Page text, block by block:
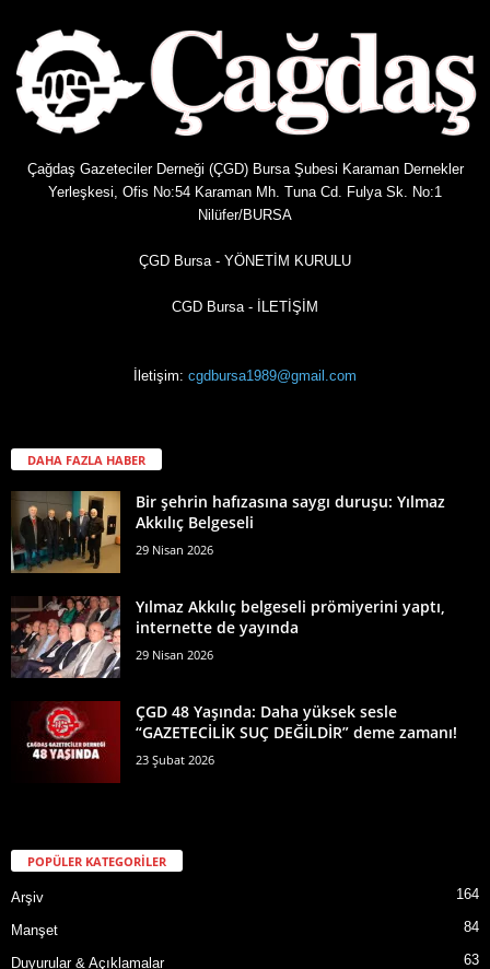
Çağdaş Gazeteciler Derneği (ÇGD) Bursa Şubesi Karaman Dernekler
Yerleşkesi, Ofis No:54 Karaman Mh. Tuna Cd. Fulya Sk. No:1
Nilüfer/BURSA
ÇGD Bursa - YÖNETİM KURULU
CGD Bursa - İLETİŞİM
İletişim: cgdbursa1989@gmail.com
DAHA FAZLA HABER
Bir şehrin hafızasına saygı duruşu: Yılmaz
Akkılıç Belgeseli
29 Nisan 2026
Yılmaz Akkılıç belgeseli prömiyerini yaptı,
internette de yayında
29 Nisan 2026
ÇGD 48 Yaşında: Daha yüksek sesle
“GAZETECİLİK SUÇ DEĞİLDİR” deme zamanı!
23 Şubat 2026
POPÜLER KATEGORİLER
Arşiv 164
Manşet 84
Duyurular & Açıklamalar 63